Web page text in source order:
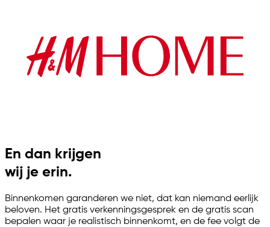
En dan krijgen
wij je erin.
Binnenkomen garanderen we niet, dat kan niemand eerlijk
beloven. Het gratis verkenningsgesprek en de gratis scan
bepalen waar je realistisch binnenkomt, en de fee volgt de